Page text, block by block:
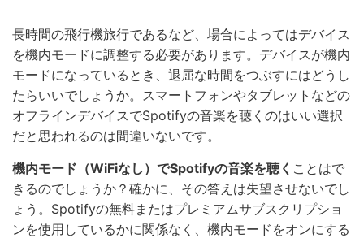
長時間の飛行機旅行であるなど、場合によってはデバイス
を機内モードに調整する必要があります。デバイスが機内
モードになっているとき、退屈な時間をつぶすにはどうし
たらいいでしょうか。スマートフォンやタブレットなどの
オフラインデバイスでSpotifyの音楽を聴くのはいい選択
だと思われるのは間違いないです。
機内モード（WiFiなし）でSpotifyの音楽を聴く ことはで
きるのでしょうか？確かに、その答えは失望させないでし
ょう。Spotifyの無料またはプレミアムサブスクリプショ
ンを使用しているかに関係なく、機内モードをオンにする